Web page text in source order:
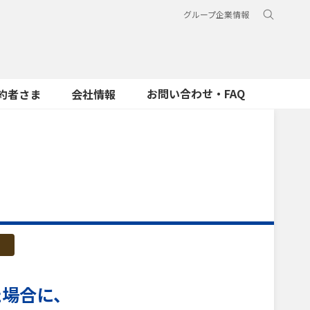
グループ企業情報
者さま 会社情報 お問い合わせ・FAQ
合に、